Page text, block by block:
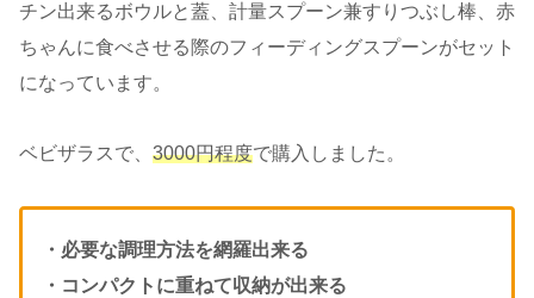
チン出来るボウルと蓋、計量スプーン兼すりつぶし棒、赤
ちゃんに食べさせる際のフィーディングスプーンがセット
になっています。
ベビザラスで、 3000円程度で購入しました。
・必要な調理方法を網羅出来る
・コンパクトに重ねて収納が出来る